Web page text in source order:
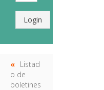
Login
Listad
o de
boletines